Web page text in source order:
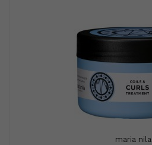
maria nila